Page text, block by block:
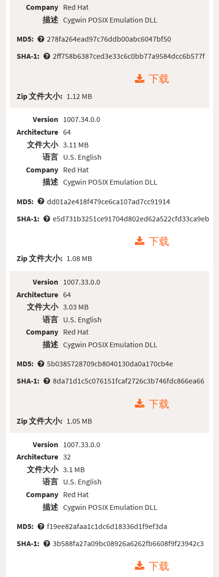
Company
描述
Red Hat
Cygwin POSIX Emulation DLL
MD5:
278fa264ead97c76ddb00abc6047bf50
SHA-1:
2ff758b6387ced3e33c6c0bb77a9584dcc6b577f
下载
Zip 文件大小: 1.12 MB
Version
Architecture
文件大小
语言
Company
描述
1007.34.0.0
64
3.11 MB
U.S. English
Red Hat
Cygwin POSIX Emulation DLL
MD5:
dd01a2e418f479ce6ca107ad7cc91914
SHA-1:
e5d731b3251ce91704d802ed62a522cfd33ca9eb
下载
Zip 文件大小: 1.08 MB
Version
Architecture
文件大小
语言
Company
描述
1007.33.0.0
64
3.03 MB
U.S. English
Red Hat
Cygwin POSIX Emulation DLL
MD5:
5b0385728709cb8040130da0a170cb4e
SHA-1:
8da71d1c5c076151fcaf2726c3b746fdc866ea66
下载
Zip 文件大小: 1.05 MB
Version
Architecture
文件大小
语言
Company
描述
1007.33.0.0
32
3.1 MB
U.S. English
Red Hat
Cygwin POSIX Emulation DLL
MD5:
f19ee82afaa1c1dc6d18336d1f9ef3da
SHA-1:
3b588fa27a09bc08926a6262fb6608f9f23942c3
下载